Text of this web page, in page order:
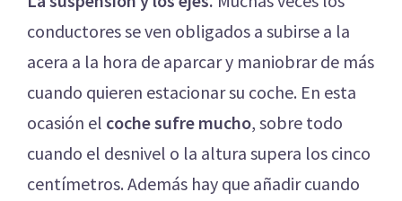
conductores se ven obligados a subirse a la
acera a la hora de aparcar y maniobrar de más
cuando quieren estacionar su coche. En esta
ocasión el coche sufre mucho, sobre todo
cuando el desnivel o la altura supera los cinco
centímetros. Además hay que añadir cuando